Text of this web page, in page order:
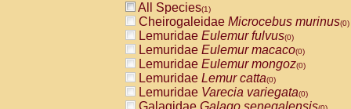
All Species(1)
Cheirogaleidae Microcebus murinus(0)
Lemuridae Eulemur fulvus(0)
Lemuridae Eulemur macaco(0)
Lemuridae Eulemur mongoz(0)
Lemuridae Lemur catta(0)
Lemuridae Varecia variegata(0)
Galagidae Galago senegalensis